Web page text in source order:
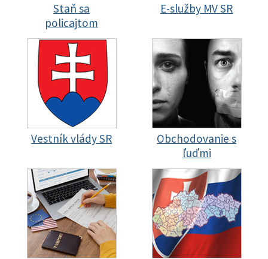
Staň sa
policajtom
E-služby MV SR
Vestník vlády SR
Obchodovanie s
ľuďmi